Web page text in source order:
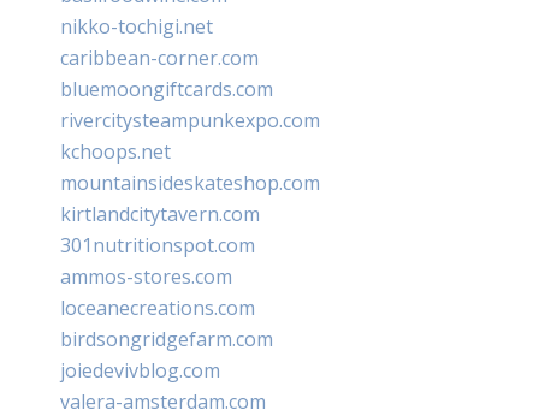
nikko-tochigi.net
caribbean-corner.com
bluemoongiftcards.com
rivercitysteampunkexpo.com
kchoops.net
mountainsideskateshop.com
kirtlandcitytavern.com
301nutritionspot.com
ammos-stores.com
loceanecreations.com
birdsongridgefarm.com
joiedevivblog.com
valera-amsterdam.com